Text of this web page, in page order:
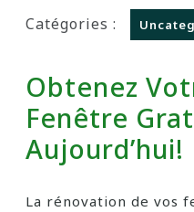
Catégories :
Obtenez
Fenêtre
Aujourd’hui!
La rénovation de vos